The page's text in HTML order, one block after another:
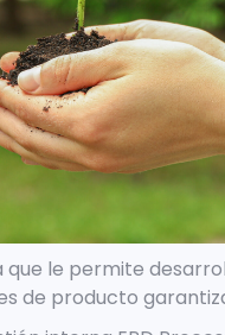
le permite
de producto